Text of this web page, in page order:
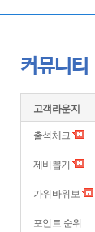
커뮤니티
고객라운지
출석체크
제비뽑기
가위바위보
포인트 순위